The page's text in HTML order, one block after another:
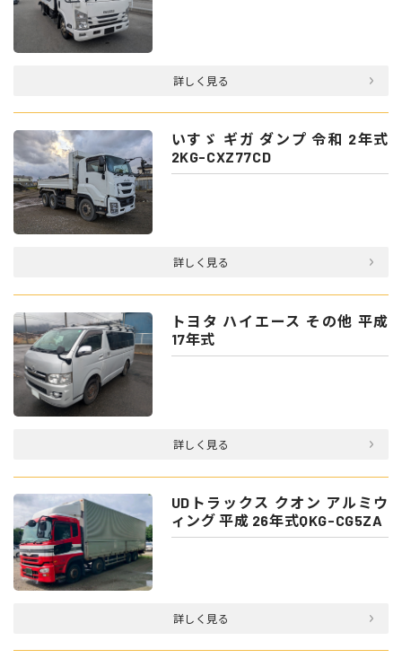
詳しく見る
いすゞ ギガ ダンプ 令和 2年式
2KG-CXZ77CD
詳しく見る
トヨタ ハイエース その他 平成
17年式
詳しく見る
UDトラックス クオン アルミウ
ィング 平成 26年式QKG-CG5ZA
詳しく見る